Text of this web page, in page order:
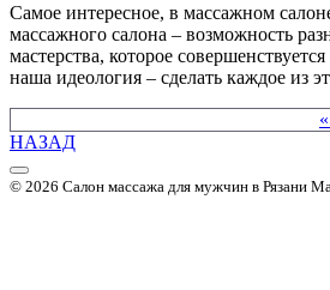
Самое интересное, в массажном
массажного салона – возможность
мастерства, которое
наша идеология – сделать каждое из
НАЗАД
© 2026 Салон массажа для мужчин в Рязани